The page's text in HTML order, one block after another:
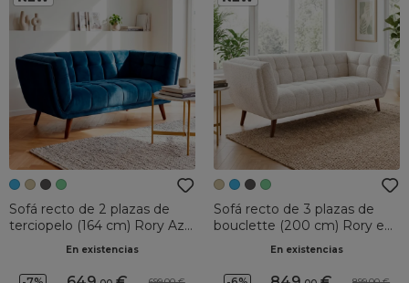
Sofá recto de 2 plazas de
terciopelo (164 cm) Rory Azul
En existencias
Sofá recto de 3 plazas de
bouclette (200 cm) Rory en
En existencias